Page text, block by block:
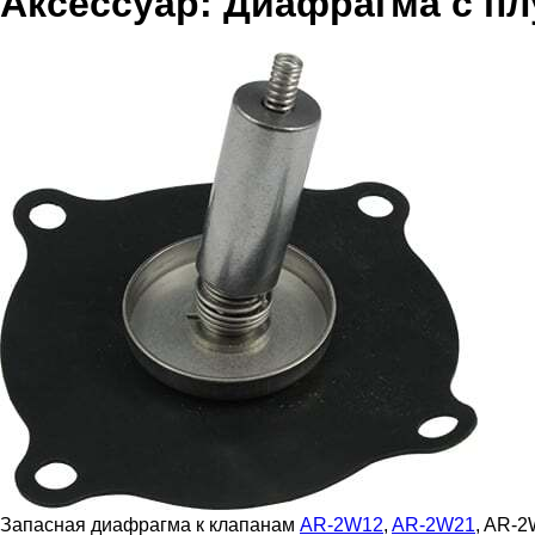
Запасная диафрагма к клапанам AR-2W12, AR-2W21, AR-